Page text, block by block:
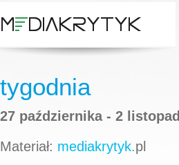
tygodnia
27 października - 2
Materiał: mediakrytyk.pl